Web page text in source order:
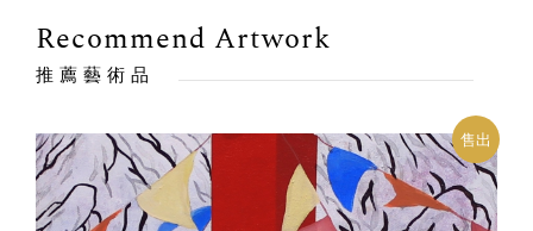
Recommend Artwork
推薦藝術品
售出